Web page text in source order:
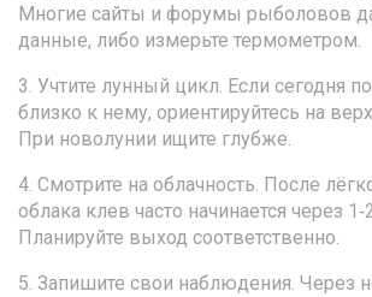
Многие сайты и форумы рыболовов
данные, либо измерьте термометром.
3. Учтите лунный цикл. Если сегодня
близко к нему, ориентируйтесь на
При новолунии ищите глубже.
4. Смотрите на облачность. После
облака клев часто начинается через
Планируйте выход соответственно.
5. Запишите свои наблюдения. Через